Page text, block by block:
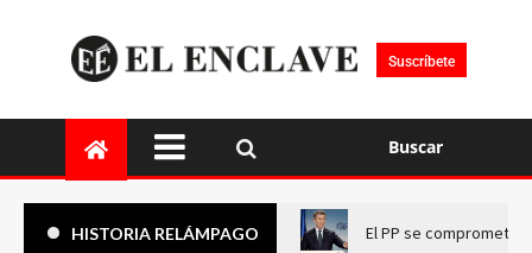
Suscríbete
Buscar
HISTORIA RELÁMPAGO El PP se compromete